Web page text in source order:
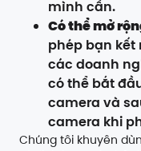
mình cần.
Có thể mở
phép bạn kết
các doanh
có thể bắt
camera và
camera khi
Chúng tôi khuyên